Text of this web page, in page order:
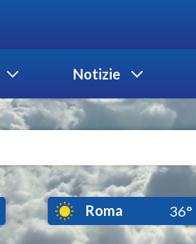
Notizie
Roma 36°